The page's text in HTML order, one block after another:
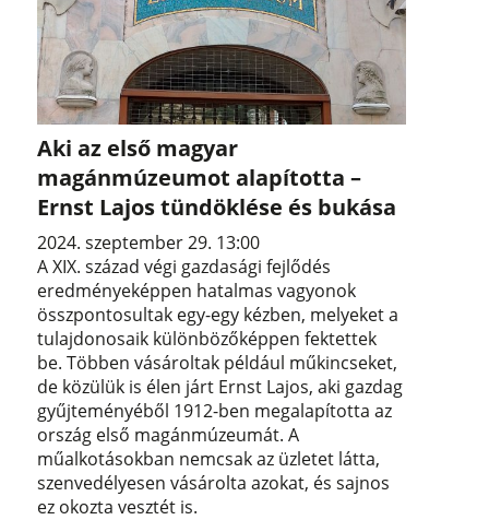
Aki az első magyar
magánmúzeumot alapította –
Ernst Lajos tündöklése és bukása
2024. szeptember 29. 13:00
A XIX. század végi gazdasági fejlődés
eredményeképpen hatalmas vagyonok
összpontosultak egy-egy kézben, melyeket a
tulajdonosaik különbözőképpen fektettek
be. Többen vásároltak például műkincseket,
de közülük is élen járt Ernst Lajos, aki gazdag
gyűjteményéből 1912-ben megalapította az
ország első magánmúzeumát. A
műalkotásokban nemcsak az üzletet látta,
szenvedélyesen vásárolta azokat, és sajnos
ez okozta vesztét is.